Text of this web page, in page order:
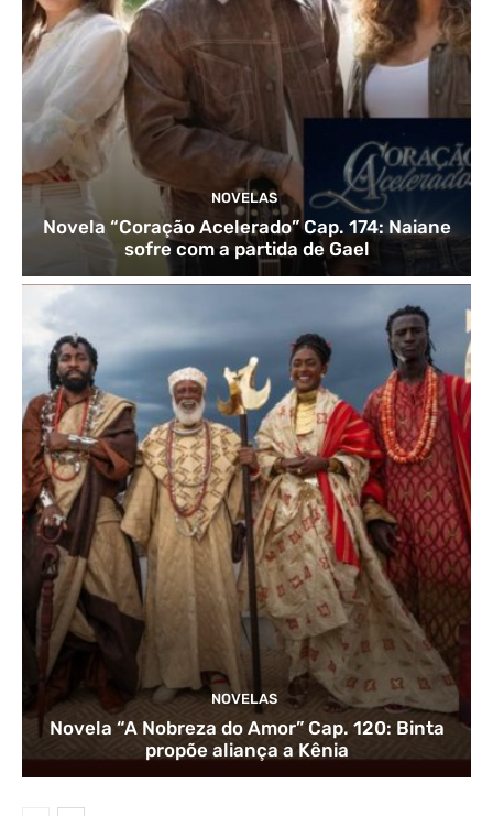
NOVELAS
Novela “Coração Acelerado” Cap. 174: Naiane
sofre com a partida de Gael
NOVELAS
Novela “A Nobreza do Amor” Cap. 120: Binta
propõe aliança a Kênia